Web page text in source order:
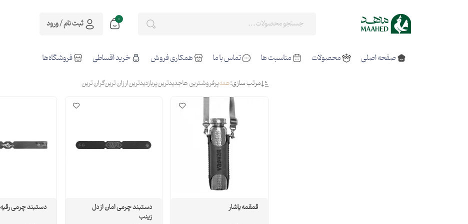
0 ثبت نام / ورود
صفحه اصلی محصولات مناسبت ها تماس با ما همکاری فروش خرید اقساطی فروشگاه‌ها
مرتب سازی:همهپرفروشترین هاجدیدترینپربازدیدترینارزان ترینگران ترین
قمقمه یاشار
دستبند چرمی امان از دل
زینب
دستبند چرمی رقیه